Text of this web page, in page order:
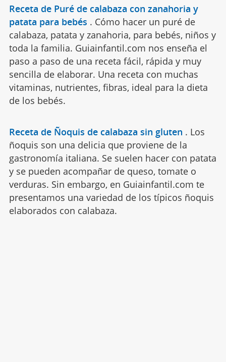
Receta de Puré de calabaza con zanahoria y
patata para bebés . Cómo hacer un puré de
calabaza, patata y zanahoria, para bebés, niños y
toda la familia. Guiainfantil.com nos enseña el
paso a paso de una receta fácil, rápida y muy
sencilla de elaborar. Una receta con muchas
vitaminas, nutrientes, fibras, ideal para la dieta
de los bebés.
Receta de Ñoquis de calabaza sin gluten . Los
ñoquis son una delicia que proviene de la
gastronomía italiana. Se suelen hacer con patata
y se pueden acompañar de queso, tomate o
verduras. Sin embargo, en Guiainfantil.com te
presentamos una variedad de los típicos ñoquis
elaborados con calabaza.